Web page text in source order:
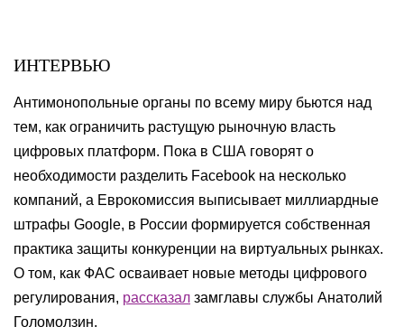
ИНТЕРВЬЮ
Антимонопольные органы по всему миру бьются над
тем, как ограничить растущую рыночную власть
цифровых платформ. Пока в США говорят о
необходимости разделить Facebook на несколько
компаний, а Еврокомиссия выписывает миллиардные
штрафы Google, в России формируется собственная
практика защиты конкуренции на виртуальных рынках.
О том, как ФАС осваивает новые методы цифрового
регулирования, рассказал замглавы службы Анатолий
Голомолзин.